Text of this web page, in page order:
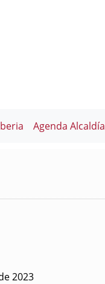
Agenda Alcaldía
2023